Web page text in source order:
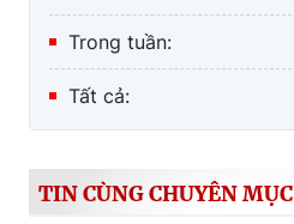
Trong tuần:
Tất cả:
TIN CÙNG CHUYÊN MỤC